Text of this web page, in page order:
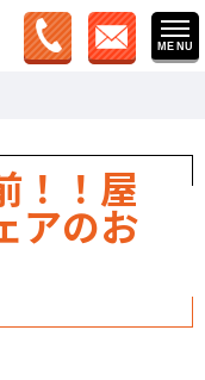
！！屋
アのお